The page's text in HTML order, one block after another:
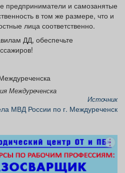
предприниматели и самозанятые
в том же размере, что и
лица соответственно.
ДД, обеспечьте
Междуреченска
Источник
МВД России по г. Междуреченск